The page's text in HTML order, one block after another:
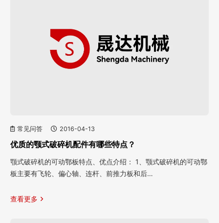
常见问答 2016-04-13
优质的颚式破碎机配件有哪些特点？
颚式破碎机的可动鄂板特点、优点介绍： 1、颚式破碎机的可动鄂
板主要有飞轮、偏心轴、连杆、前推力板和后…
查看更多